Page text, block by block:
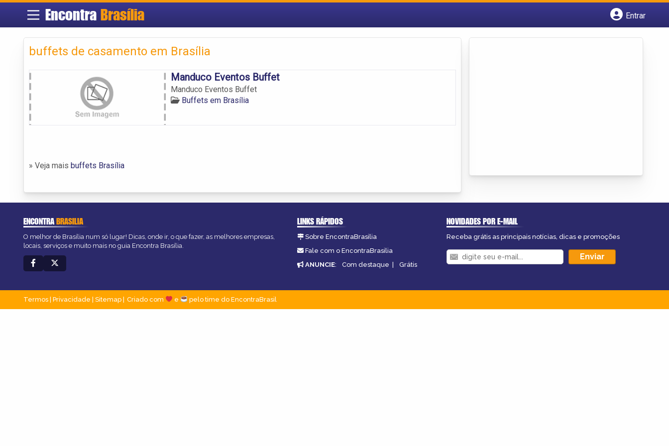
Encontra Brasília
Entrar
buffets de casamento em Brasília
Manduco Eventos Buffet
Manduco Eventos Buffet
Buffets em Brasília
» Veja mais buffets Brasília
ENCONTRABRASILIA
O melhor de Brasília num só lugar! Dicas, onde ir, o que fazer, as melhores empresas,
locais, serviços e muito mais no guia Encontra Brasília.
LINKS RÁPIDOS
Sobre EncontraBrasilia
Fale com o EncontraBrasilia
ANUNCIE: Com destaque | Grátis
NOVIDADES POR E-MAIL
Receba grátis as principais notícias, dicas e promoções
Termos Privacidade Sitemap Criado com e pelo time do EncontraBrasil